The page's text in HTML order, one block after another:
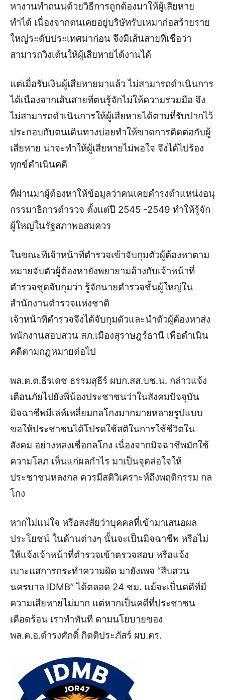
หางานทำถนนด้วยวิธีการถูกต้องมาให้ผู้เสียหาย
ทำได้ เนื่องจากตนเคยอยู่บริษัทรับเหมาก่อสร้ายราย
ใหญ่ระดับประเทศมาก่อน จึงมีเส้นสายที่เชื่อว่า
สามารถวิ่งเต้นให้ผู้เสียหายได้งานได้
แต่เมื่อรับเงินผู้เสียหายมาแล้ว ไม่สามารถดำเนินการ
ได้เนื่องจากเส้นสายที่ตนรู้จักไม่ให้ความร่วมมือ จึง
ไม่สามารถดำเนินการให้ผู้เสียหายได้ตามที่รับปากไว้
ประกอบกับตนเดินทางบ่อยทำให้ขาดการติดต่อกับผู้
เสียหาย น่าจะทำให้ผู้เสียหายไม่พอใจ จึงได้ไปร้อง
ทุกข์ดำเนินคดี
ที่ผ่านมาผู้ต้องหาให้ข้อมูลว่าคนเคยดำรงตำแหน่งอนุ
กรรมาธิการตำรวจ ตั้งแต่ปี 2545 -2549 ทำให้รู้จัก
ผู้ใหญ่ในรัฐสภาพอสมควร
ในขณะที่เจ้าหน้าที่ตำรวจเข้าจับกุมตัวผู้ต้องหาตาม
หมายจับตัวผู้ต้องหายังพยายามอ้างกับเจ้าหน้าที่
ตำรวจชุดจับกุมว่า รู้จักนายตำรวจชั้นผู้ใหญ่ใน
สำนักงานตำรวจแห่งชาติ
เจ้าหน้าที่ตำรวจจึงได้จับกุมตัวและนำตัวผู้ต้องหาส่ง
พนักงานสอบสวน สภ.เมืองสุราษฎร์ธานี เพื่อดำเนิน
คดีตามกฎหมายต่อไป
พล.ต.ต.ธีรเดช ธรรมสุธีร์ ผบก.สส.บช.น. กล่าวแจ้ง
เตือนภัยไปยังพี่น้องประชาชนว่าในสังคมปัจจุบัน
มิจฉาชีพมีเล่ห์เหลี่ยมกลโกงมากมายหลายรูปแบบ
ขอให้ประชาชนได้โปรดใช้สติในการใช้ชีวิตใน
สังคม อย่างหลงเชื่อกลโกง เนื่องจากมิจฉาชีพมักใช้
ความโลภ เห็นแก่ผลกำไร มาเป็นจุดล่อใจให้
ประชาชนหลงกล ควรมีสติวิเคราะห์ถึงพฤติกรรม กล
โกง
หากไม่แน่ใจ หรือสงสัยว่าบุคคลที่เข้ามาเสนอผล
ประโยชน์ ในด้านต่างๆ นั้นจะเป็นมิจฉาชีพ หรือไม่
ให้แจ้งเจ้าหน้าที่ตำรวจเข้าตรวจสอบ หรือแจ้ง
เบาะแสการกระทำความผิด มายังเพจ “สืบสวน
นครบาล IDMB” ได้ตลอด 24 ชม. แม้จะเป็นคดีที่มี
ความเสียหายไม่มาก แต่หากเป็นคดีที่ประชาชน
เดือดร้อน เราทำทันที ตามนโยบายของ
พล.ต.อ.ดำรงศักดิ์ กิตติประภัสร์ ผบ.ตร.